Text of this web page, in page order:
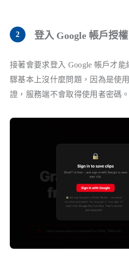
登入 Google 帳戶授權
接著會要求登入 Google 帳戶才能
驟基本上沒什麼問題，因為是使
證，服務端不會取得使用者密碼。